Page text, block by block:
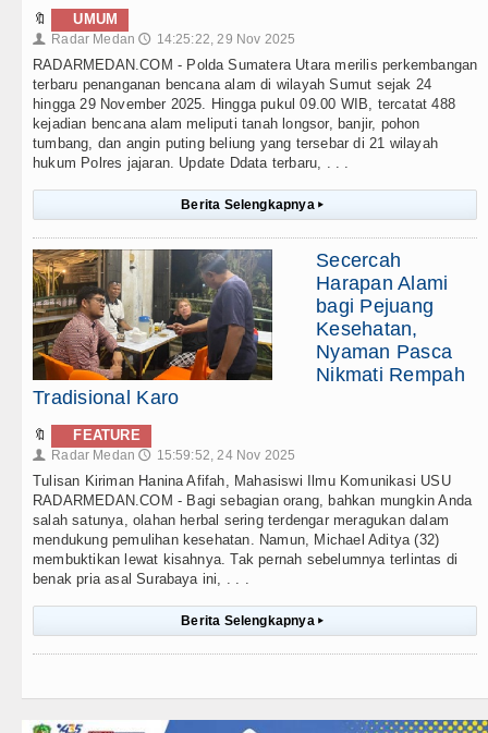
🔖 UMUM
👤 Radar Medan 🕔 14:25:22, 29 Nov 2025
RADARMEDAN.COM - Polda Sumatera Utara merilis perkembangan
terbaru penanganan bencana alam di wilayah Sumut sejak 24
hingga 29 November 2025. Hingga pukul 09.00 WIB, tercatat 488
kejadian bencana alam meliputi tanah longsor, banjir, pohon
tumbang, dan angin puting beliung yang tersebar di 21 wilayah
hukum Polres jajaran. Update Ddata terbaru, . . .
Berita Selengkapnya ▸
Secercah
Harapan Alami
bagi Pejuang
Kesehatan,
Nyaman Pasca
Nikmati Rempah
Tradisional Karo
🔖 FEATURE
👤 Radar Medan 🕔 15:59:52, 24 Nov 2025
Tulisan Kiriman Hanina Afifah, Mahasiswi Ilmu Komunikasi USU
RADARMEDAN.COM - Bagi sebagian orang, bahkan mungkin Anda
salah satunya, olahan herbal sering terdengar meragukan dalam
mendukung pemulihan kesehatan. Namun, Michael Aditya (32)
membuktikan lewat kisahnya. Tak pernah sebelumnya terlintas di
benak pria asal Surabaya ini, . . .
Berita Selengkapnya ▸